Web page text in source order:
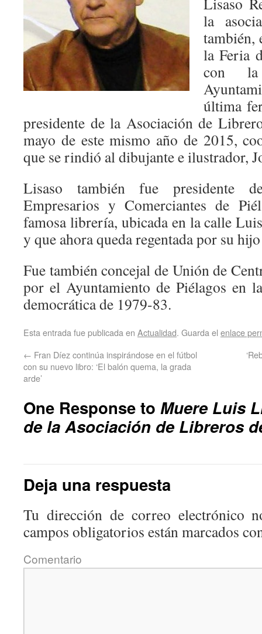
la
también,
la Feria
con la
última
presidente de la Asociación de
mayo de este mismo año de 2015,
que se rindió al dibujante e ilustrador,
Lisaso también fue presidente
Empresarios y Comerciantes de
famosa librería, ubicada en la calle
y que ahora queda regentada por su hijo
Fue también concejal de Unión de
por el Ayuntamiento de Piélagos en
democrática de 1979-83.
Esta entrada fue publicada en Actualidad. Guarda el enlace
← Fran Díez continúa inspirándose en el fútbol
con su nuevo libro: ‘El balón quema, la grada
arde’
One Response to Muere Luis
de la Asociación de Libreros
Deja una respuesta
Tu dirección de correo electrónico
campos obligatorios están marcados